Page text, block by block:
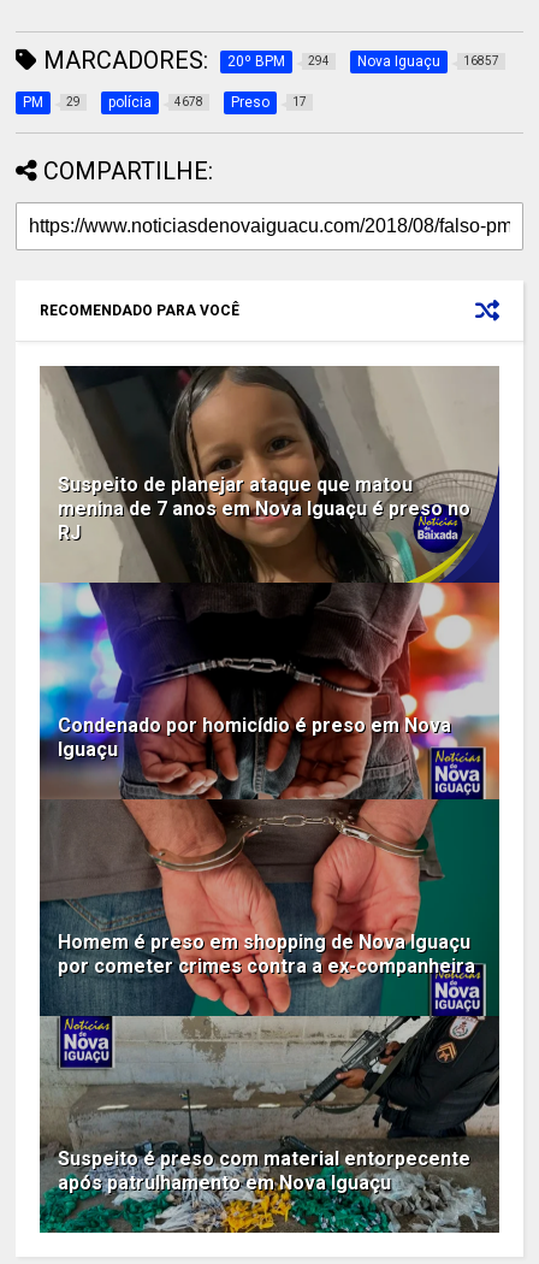
MARCADORES: 20º BPM 294 Nova Iguaçu 16857
PM 29 polícia 4678 Preso 17
COMPARTILHE:
RECOMENDADO PARA VOCÊ
Suspeito de planejar ataque que matou
menina de 7 anos em Nova Iguaçu é preso no
RJ
Condenado por homicídio é preso em Nova
Iguaçu
Homem é preso em shopping de Nova Iguaçu
por cometer crimes contra a ex-companheira
Suspeito é preso com material entorpecente
após patrulhamento em Nova Iguaçu